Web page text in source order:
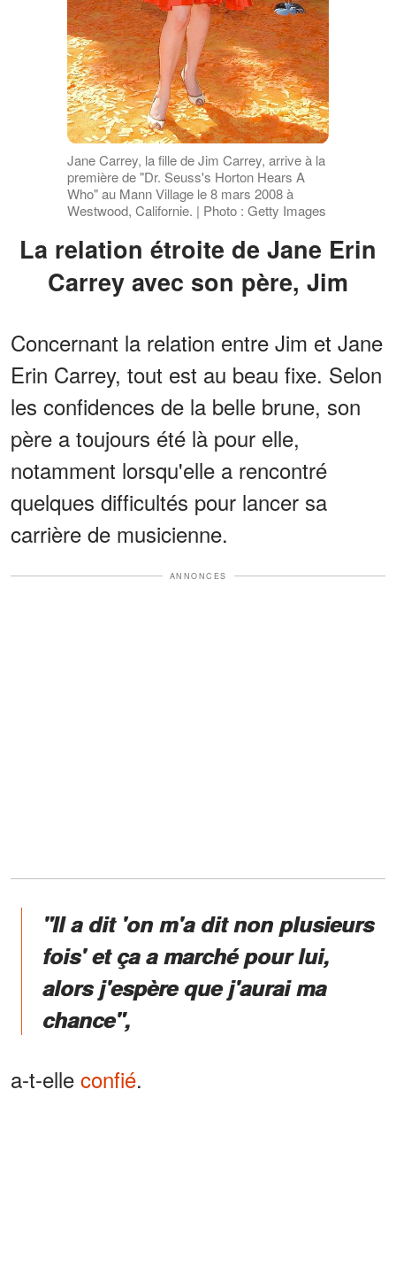
Jane Carrey, la fille de Jim Carrey, arrive à la
première de "Dr. Seuss's Horton Hears A
Who" au Mann Village le 8 mars 2008 à
Westwood, Californie. | Photo : Getty Images
La relation étroite de Jane Erin
Carrey avec son père, Jim
Concernant la relation entre Jim et Jane
Erin Carrey, tout est au beau fixe. Selon
les confidences de la belle brune, son
père a toujours été là pour elle,
notamment lorsqu'elle a rencontré
quelques difficultés pour lancer sa
carrière de musicienne.
ANNONCES
"Il a dit 'on m'a dit non plusieurs
fois' et ça a marché pour lui,
alors j'espère que j'aurai ma
chance",
a-t-elle confié.